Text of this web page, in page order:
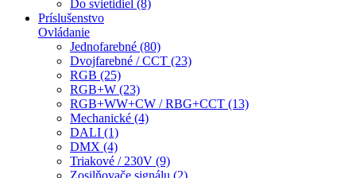
Do svietidiel (8)
Príslušenstvo
Ovládanie
Jednofarebné (80)
Dvojfarebné / CCT (23)
RGB (25)
RGB+W (23)
RGB+WW+CW / RBG+CCT (13)
Mechanické (4)
DALI (1)
DMX (4)
Triakové / 230V (9)
Zosilňovače signálu (2)